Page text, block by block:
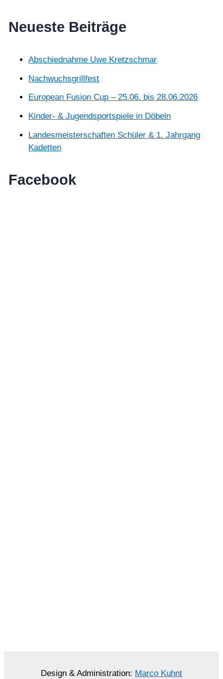
Neueste Beiträge
Abschiednahme Uwe Kretzschmar
Nachwuchsgrillfest
European Fusion Cup – 25.06. bis 28.06.2026
Kinder- & Jugendsportspiele in Döbeln
Landesmeisterschaften Schüler & 1. Jahrgang
Kadetten
Facebook
Design & Administration: Marco Kuhnt